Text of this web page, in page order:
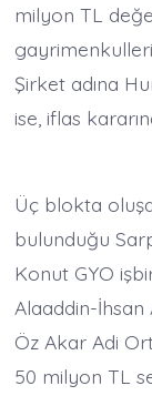
milyon TL
Şirket adına
ise, iflas
Üç blokta
bulunduğu
Konut GYO
Alaaddin-
Öz Akar Adi
50 milyon TL